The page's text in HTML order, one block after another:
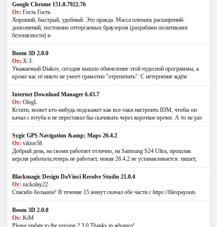
Google Chrome 151.0.7922.76
От: Гость Гость
Хороший, быстрый, удобный. Это правда. Масса плюшек расширений-
дополнений, постоянно отторгаемых браузером (разрабами политиками
безопасности) и
Boom 3D 2.0.0
От: Х.З.
Уважаемый Diakov, сегодня вышло обновление этой чудесной программы, а
кроме вас её никто не умеет грамотно "отрепачить". С нетерпение ждём
Internet Download Manager 6.43.7
От: OlegL
Кстати, может кто-нибудь подскажет как все-таки настроить IDM, чтобы он
качал с ютуба и не переставал бы скачивать через короткое время. А то не раз
Sygic GPS Navigation &amp; Maps 26.4.2
От: viktor58
Добрый день, на сяоми работает отлично, на Samsung S24 Ultra, прошлая
версия работала,теперь не работает, новая 26.4.2 не устанавливается. пишет,
Blackmagic Design DaVinci Resolve Studio 21.0.4
От: nickolay22
Спасибо большое! В течение 15 минут скачал обе части с https://filespayouts
Boom 3D 2.0.0
От: KiM
Please update to the version 2.3.0 Thanks in advance!